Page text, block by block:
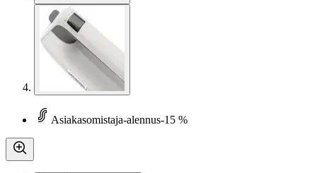
Asiakasomistaja-alennus-15 %